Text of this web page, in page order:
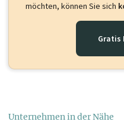
möchten, können Sie sich
Gratis
Unternehmen in der Nähe